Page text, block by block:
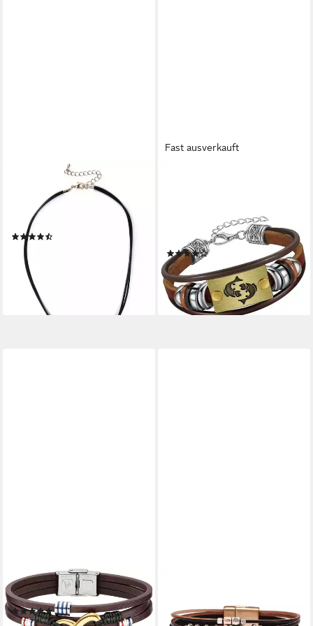
Kette mit Anhänger Herz,
doppelreihige Kette, matt,
glänzend
23,14 €
-11%
lieferbar - in 1-2 Werktagen bei dir
Fast ausverkauft
Edelstein Sternzeichen, Made
in Germany - mit Hämatit - mit
Holzimitat
ab 22,25 € UVP24,99 €
-11%
lieferbar - in 4-5 Werktagen bei dir
BRUNO BANANI
Lederarmband Schmuck
(5)
mehrreihig Wrap